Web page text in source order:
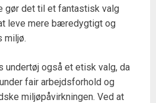
gør det til et fantastisk valg
leve mere bæredygtigt og
miljø.
undertøj også et etisk valg, da
fair arbejdsforhold og
miljøpåvirkningen. Ved at